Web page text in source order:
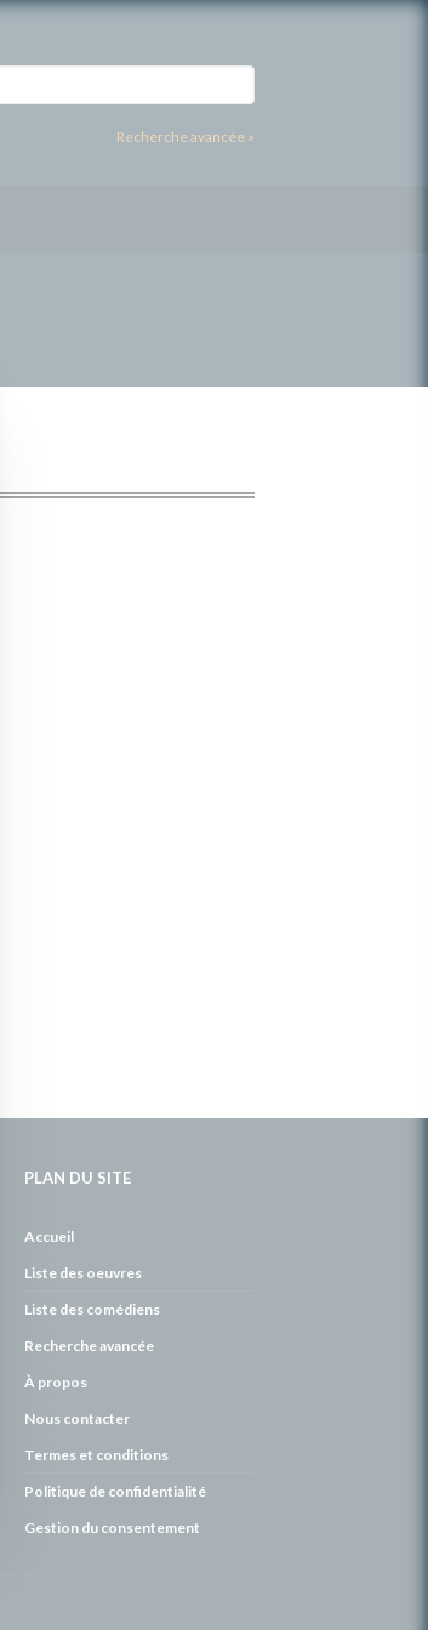
Recherche avancée »
PLAN DU SITE
Accueil
Liste des oeuvres
Liste des comédiens
Recherche avancée
À propos
Nous contacter
Termes et conditions
Politique de confidentialité
Gestion du consentement